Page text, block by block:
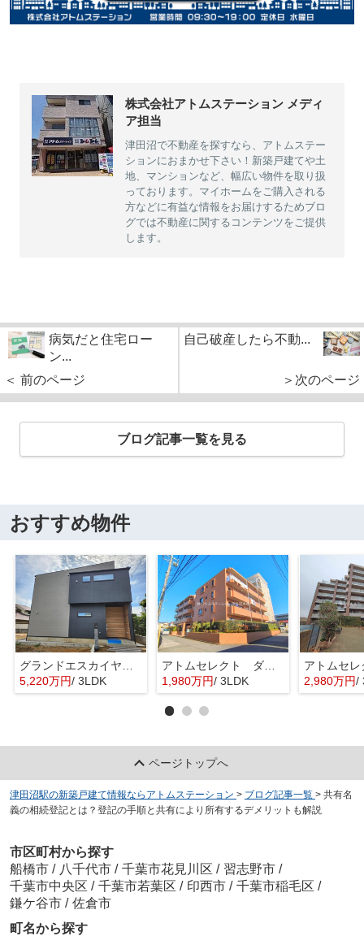
株式会社アトムステーション メディ
ア担当
津田沼で不動産を探すなら、アトムステー
ションにおまかせ下さい！新築戸建てや土
地、マンションなど、幅広い物件を取り扱
っております。マイホームをご購入される
方などに有益な情報をお届けするためブロ
グでは不動産に関するコンテンツをご提供
します。
病気だと住宅ロー
ン...
＜ 前のページ
自己破産したら不動...
＞次のページ
ブログ記事一覧を見る
おすすめ物件
5,220万円/ 3LDK
アトムセレクト ダイアパレス勝田台南203号室
1,980万円/ 3LDK 2,980万円/
ページトップへ
津田沼駅の新築戸建て情報ならアトムステーション > ブログ記事一覧 > 共有名
義の相続登記とは？登記の手順と共有により所有するデメリットも解説
市区町村から探す
船橋市 / 八千代市 / 千葉市花見川区 / 習志野市 /
千葉市中央区 / 千葉市若葉区 / 印西市 / 千葉市稲毛区 /
鎌ケ谷市 / 佐倉市
町名から探す